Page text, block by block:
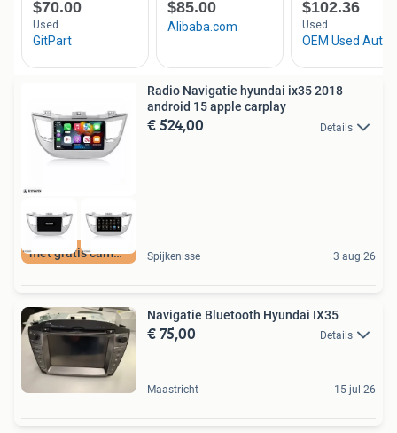
met gratis camera
Radio Navigatie hyundai ix35 2018
android 15 apple carplay
€ 524,00 Details
Spijkenisse 3 aug 26
Navigatie Bluetooth Hyundai IX35
€ 75,00 Details
Maastricht 15 jul 26